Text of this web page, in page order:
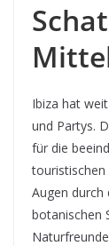
Ibiza hat
und Partys.
für die
touristischen
Augen
botanischen